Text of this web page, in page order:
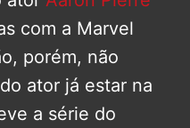
com a Marvel
porém, não
ator já estar na
a série do